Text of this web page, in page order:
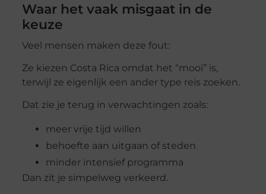
Waar het vaak misgaat in de
keuze
Veel mensen maken deze fout:
Ze kiezen Costa Rica omdat het “mooi” is,
terwijl ze eigenlijk een ander type reis zoeken.
Dat zie je terug in verwachtingen zoals:
meer vrije tijd willen
behoefte aan uitgaan of steden
minder intensief programma
Dan zit je simpelweg verkeerd.